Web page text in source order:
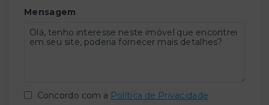
Mensagem
Concordo com a Política de Privacidade